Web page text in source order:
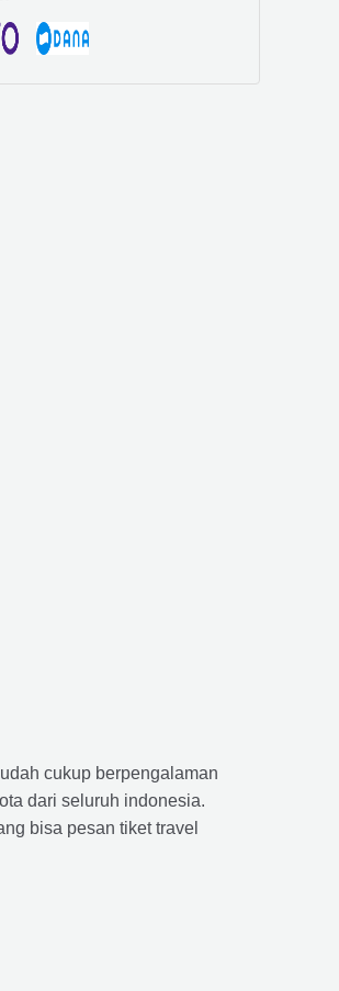
cukup berpengalaman
dari seluruh indonesia.
bisa pesan tiket travel